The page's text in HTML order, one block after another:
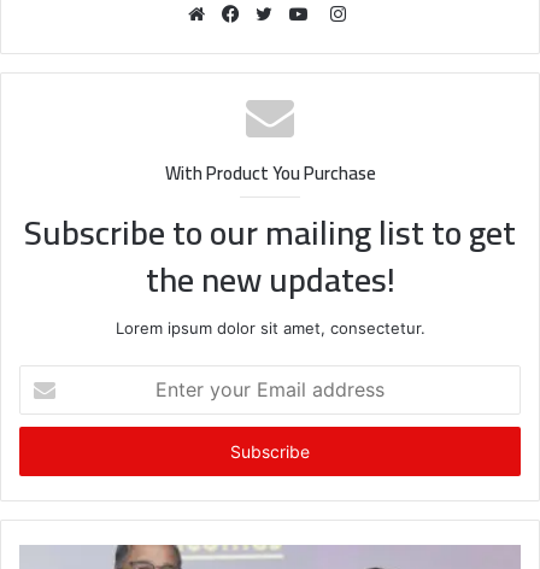
Instagram
With Product You Purchase
Subscribe to our mailing list to get
the new updates!
Lorem ipsum dolor sit amet, consectetur.
your
Email